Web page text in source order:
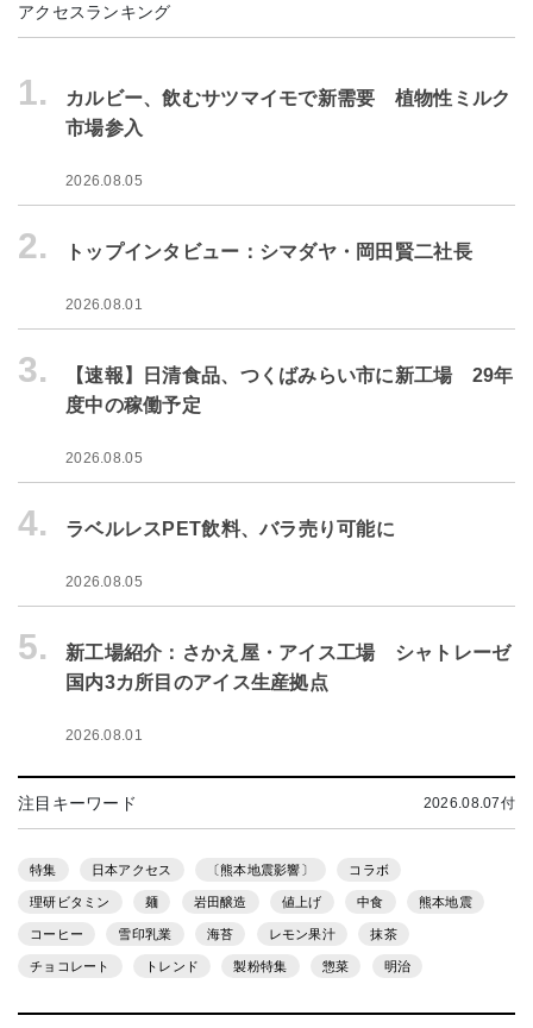
アクセスランキング
1.
カルビー、飲むサツマイモで新需要 植物性ミルク
市場参入
2026.08.05
2. トップインタビュー：シマダヤ・岡田賢二社長
2026.08.01
3.
【速報】日清食品、つくばみらい市に新工場 29年
度中の稼働予定
2026.08.05
4. ラベルレスPET飲料、バラ売り可能に
2026.08.05
5.
新工場紹介：さかえ屋・アイス工場 シャトレーゼ
国内3カ所目のアイス生産拠点
2026.08.01
注目キーワード 2026.08.07付
特集 日本アクセス 〔熊本地震影響〕 コラボ
理研ビタミン 麺 岩田醸造 値上げ 中食 熊本地震
コーヒー 雪印乳業 海苔 レモン果汁 抹茶
チョコレート トレンド 製粉特集 惣菜 明治